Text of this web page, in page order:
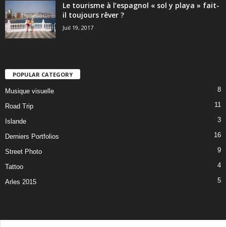
Le tourisme à l’espagnol « sol y playa » fait-
il toujours rêver ?
Juil 19, 2017
POPULAR CATEGORY
Musique visuelle 8
Road Trip 11
Islande 3
Derniers Portfolios 16
Street Photo 9
Tattoo 4
Arles 2015 5